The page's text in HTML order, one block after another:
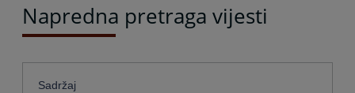
Napredna pretraga vijesti
Sadržaj